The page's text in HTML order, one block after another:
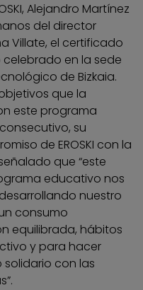
Alejandro Martínez
del director
Villate, el certificado
en la sede
de Bizkaia.
que la
este programa
su
de EROSKI con la
que “este
educativo nos
nuestro
consumo
equilibrada, hábitos
y para hacer
con las